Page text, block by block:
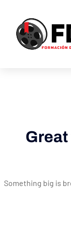
Great
Something big is